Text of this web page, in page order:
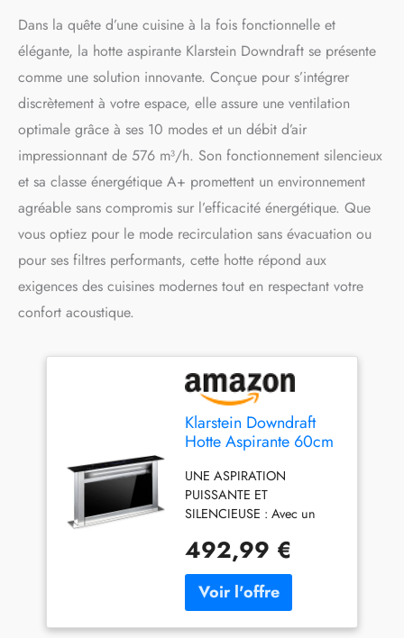
Dans la quête d’une cuisine à la fois fonctionnelle et
élégante, la hotte aspirante Klarstein Downdraft se présente
comme une solution innovante. Conçue pour s’intégrer
discrètement à votre espace, elle assure une ventilation
optimale grâce à ses 10 modes et un débit d’air
impressionnant de 576 m³/h. Son fonctionnement silencieux
et sa classe énergétique A+ promettent un environnement
agréable sans compromis sur l’efficacité énergétique. Que
vous optiez pour le mode recirculation sans évacuation ou
pour ses filtres performants, cette hotte répond aux
exigences des cuisines modernes tout en respectant votre
confort acoustique.
Klarstein Downdraft
Hotte Aspirante 60cm
Silencieuse pour
Cuisine, Débit d'Air
604m³/h, Filtres, 10
Modes de Ventilation,
Mode Recirculation,
Sans Evacuation,
Efficacité Energétique
A+
UNE ASPIRATION
PUISSANTE ET
SILENCIEUSE : Avec un
m³/h et 10 vitesses de
ventilation, notre hotte
aspirante 60cm réduit les
odeurs et filtre les fumées
pour une meilleure qualité
492,99 €